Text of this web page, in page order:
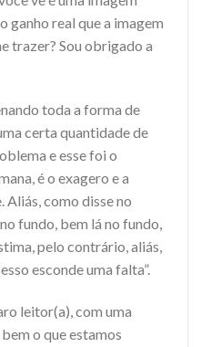
ganho real que a imagem
trazer? Sou obrigado a
toda a forma de
certa quantidade de
e esse foi o
é o exagero e a
como disse no
fundo, bem lá no fundo,
pelo contrário, aliás,
esconde uma falta”.
leitor(a), com uma
o que estamos